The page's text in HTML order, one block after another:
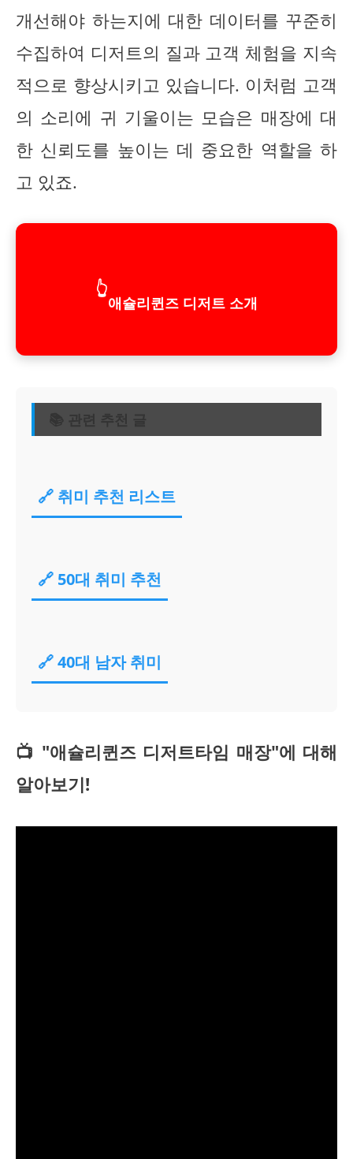
개선해야 하는지에 대한 데이터를 꾸준히
수집하여 디저트의 질과 고객 체험을 지속
적으로 향상시키고 있습니다. 이처럼 고객
의 소리에 귀 기울이는 모습은 매장에 대
한 신뢰도를 높이는 데 중요한 역할을 하
고 있죠.
👆
애슐리퀸즈 디저트 소개
📚 관련 추천 글
🔗 취미 추천 리스트
🔗 50대 취미 추천
🔗 40대 남자 취미
📺 "애슐리퀸즈 디저트타임 매장"에 대해
알아보기!